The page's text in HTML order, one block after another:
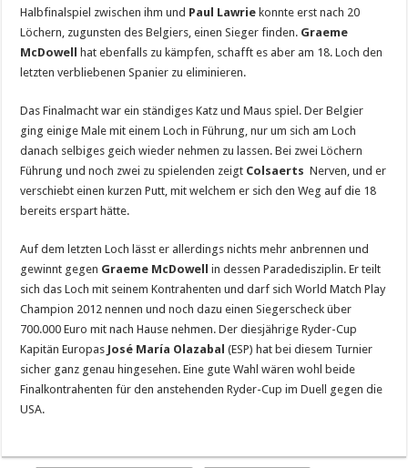
Halbfinalspiel zwischen ihm und Paul Lawrie konnte erst nach 20
Löchern, zugunsten des Belgiers, einen Sieger finden. Graeme
McDowell
hat ebenfalls zu kämpfen, schafft es aber am 18. Loch den
letzten verbliebenen Spanier zu eliminieren.
Das Finalmacht war ein ständiges Katz und Maus spiel. Der Belgier
ging einige Male mit einem Loch in Führung, nur um sich am Loch
danach selbiges geich wieder nehmen zu lassen. Bei zwei Löchern
Führung und noch zwei zu spielenden zeigt Colsaerts Nerven, und er
verschiebt einen kurzen Putt, mit welchem er sich den Weg auf die 18
bereits erspart hätte.
Auf dem letzten Loch lässt er allerdings nichts mehr anbrennen und
gewinnt gegen Graeme McDowell
in dessen Paradedisziplin. Er teilt
sich das Loch mit seinem Kontrahenten und darf sich World Match Play
Champion 2012 nennen und noch dazu einen Siegerscheck über
700.000 Euro mit nach Hause nehmen. Der diesjährige Ryder-Cup
Kapitän Europas José María Olazabal (ESP) hat bei diesem Turnier
sicher ganz genau hingesehen. Eine gute Wahl wären wohl beide
Finalkontrahenten für den anstehenden Ryder-Cup im Duell gegen die
USA.